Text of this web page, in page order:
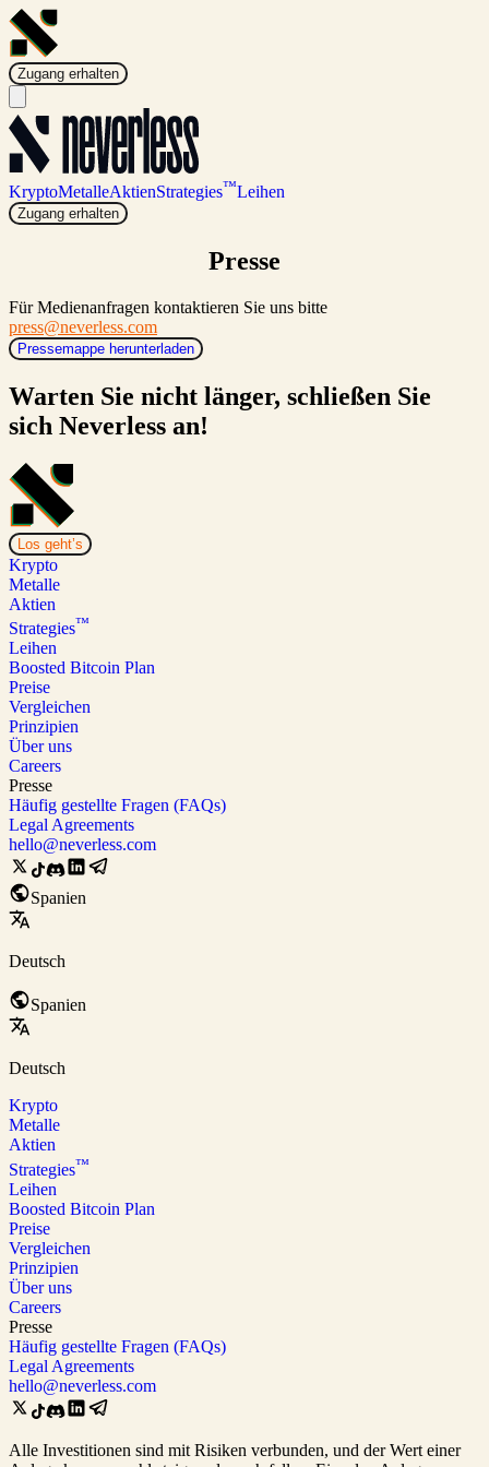
Zugang erhalten
KryptoMetalleAktienStrategies™Leihen
Zugang erhalten
Presse
Für Medienanfragen kontaktieren Sie uns bitte
press@neverless.com
Pressemappe herunterladen
Warten Sie nicht länger, schließen Sie
sich Neverless an!
Los geht’s
Krypto
Metalle
Aktien
Strategies™
Leihen
Boosted Bitcoin Plan
Preise
Vergleichen
Prinzipien
Über uns
Careers
Presse
Häufig gestellte Fragen (FAQs)
Legal Agreements
hello@neverless.com
Spanien
Deutsch
Spanien
Deutsch
Krypto
Metalle
Aktien
Strategies™
Leihen
Boosted Bitcoin Plan
Preise
Vergleichen
Prinzipien
Über uns
Careers
Presse
Häufig gestellte Fragen (FAQs)
Legal Agreements
hello@neverless.com
Alle Investitionen sind mit Risiken verbunden, und der Wert einer